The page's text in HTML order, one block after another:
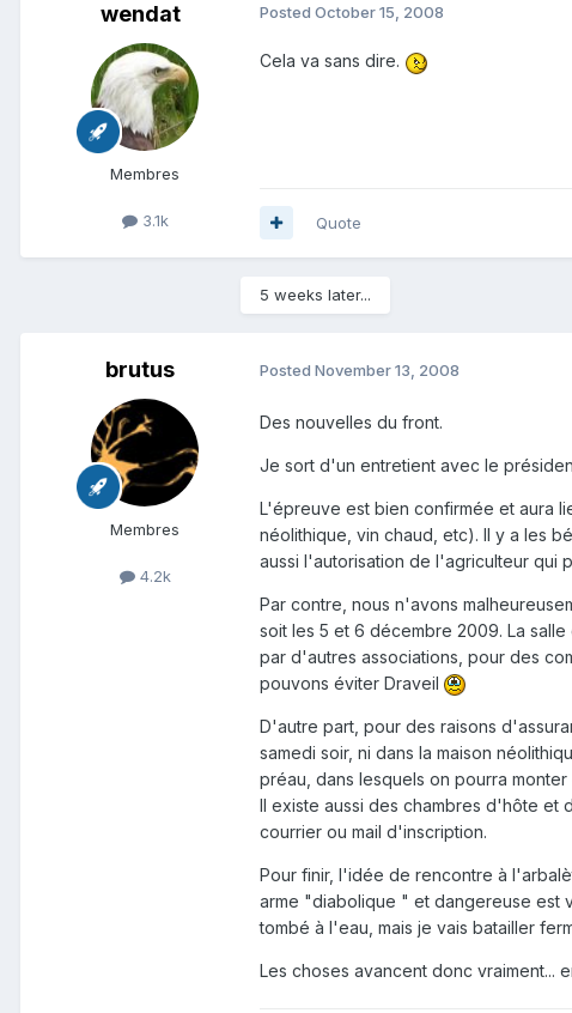
wendat
Membres
3.1k
Posted October 15, 2008
Cela va sans dire.
Quote
5 weeks later...
brutus
Membres
4.2k
Posted November 13, 2008
Des nouvelles du front.
Je sort d'un entretient avec le
L'épreuve est bien confirmée et aura
néolithique, vin chaud, etc). Il y a les
aussi l'autorisation de l'agriculteur qui
Par contre, nous n'avons
soit les 5 et 6 décembre 2009. La
par d'autres associations, pour des
pouvons éviter Draveil
D'autre part, pour des raisons
samedi soir, ni dans la maison
préau, dans lesquels on pourra
Il existe aussi des chambres d'hôte et
courrier ou mail d'inscription.
Pour finir, l'idée de rencontre à
arme "diabolique " et dangereuse est
tombé à l'eau, mais je vais batailler
Les choses avancent donc vraiment...